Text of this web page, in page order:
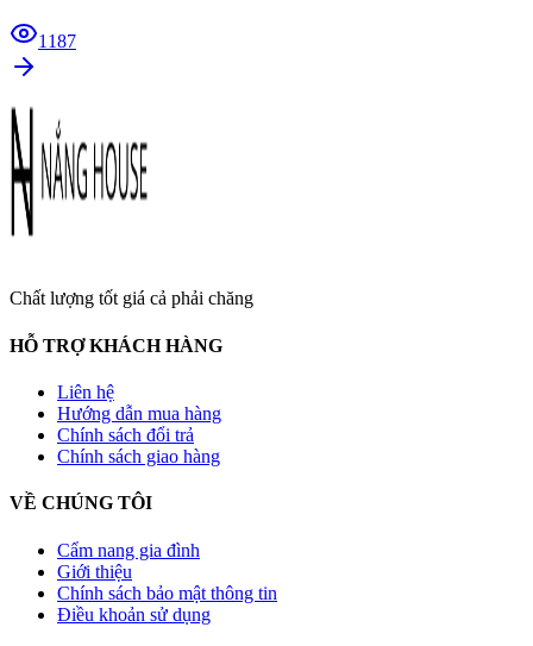
1187
Chất lượng tốt giá cả phải chăng
HỖ TRỢ KHÁCH HÀNG
Liên hệ
Hướng dẫn mua hàng
Chính sách đổi trả
Chính sách giao hàng
VỀ CHÚNG TÔI
Cẩm nang gia đình
Giới thiệu
Chính sách bảo mật thông tin
Điều khoản sử dụng